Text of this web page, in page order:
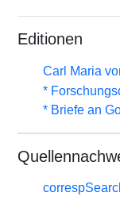
Editionen
Carl Maria
*
* Briefe an